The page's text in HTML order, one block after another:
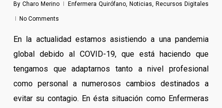
By Charo Merino Enfermera Quirófano, Noticias, Recursos Digitales
No Comments
En la actualidad estamos asistiendo a una pandemia
global debido al COVID-19, que está haciendo que
tengamos que adaptarnos tanto a nivel profesional
como personal a numerosos cambios destinados a
evitar su contagio. En ésta situación como Enfermeras